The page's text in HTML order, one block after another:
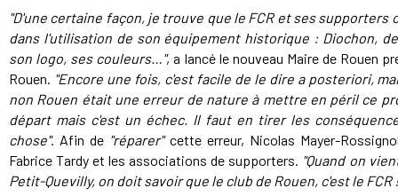
"D'une certaine façon, je trouve que le FCR et ses
dans l'utilisation de son équipement historique : Diochon,
son logo, ses couleurs…", a lancé le nouveau Maire de Rouen
Rouen. "Encore une fois, c'est facile de le dire a posteriori,
non Rouen était une erreur de nature à mettre en péril ce
départ mais c'est un échec. Il faut en tirer les
chose". Afin de "réparer"cette erreur, Nicolas Mayer-
Fabrice Tardy et les associations de supporters. "Quand on
Petit-Quevilly, on doit savoir que le club de Rouen, c'est le FCR